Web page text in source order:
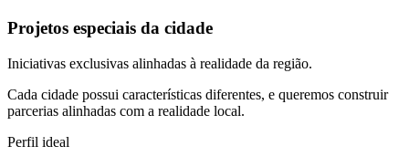
Projetos especiais da cidade
Iniciativas exclusivas alinhadas à realidade da região.
Cada cidade possui características diferentes, e queremos construir
parcerias alinhadas com a realidade local.
Perfil ideal